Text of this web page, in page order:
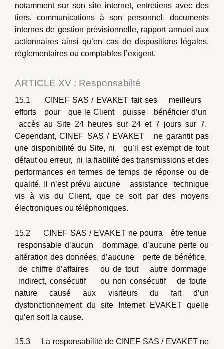
notamment sur son site internet, entretiens avec des
tiers, communications à son personnel, documents
internes de gestion prévisionnelle, rapport annuel aux
actionnaires ainsi qu’en cas de dispositions légales,
réglementaires ou comptables l’exigent.
ARTICLE XV : Responsabilté
15.1 CINEF SAS / EVAKET fait ses meilleurs
efforts pour que le Client puisse bénéficier d’un
accès au Site 24 heures sur 24 et 7 jours sur 7.
Cependant, CINEF SAS / EVAKET ne garantit pas
une disponibilité du Site, ni qu’il est exempt de tout
défaut ou erreur, ni la fiabilité des transmissions et des
performances en termes de temps de réponse ou de
qualité. Il n’est prévu aucune assistance technique
vis à vis du Client, que ce soit par des moyens
électroniques ou téléphoniques.
15.2 CINEF SAS / EVAKET ne pourra être tenue
responsable d’aucun dommage, d’aucune perte ou
altération des données, d’aucune perte de bénéfice,
de chiffre d’affaires ou de tout autre dommage
indirect, consécutif ou non consécutif de toute
nature causé aux visiteurs du fait d’un
dysfonctionnement du site Internet EVAKET quelle
qu’en soit la cause.
15.3 La responsabilité de CINEF SAS / EVAKET ne